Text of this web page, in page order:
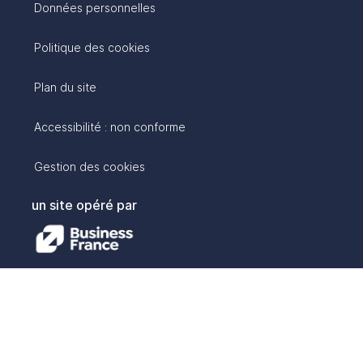
Données personnelles
Politique des cookies
Plan du site
Accessibilité : non conforme
Gestion des cookies
un site opéré par
avec :